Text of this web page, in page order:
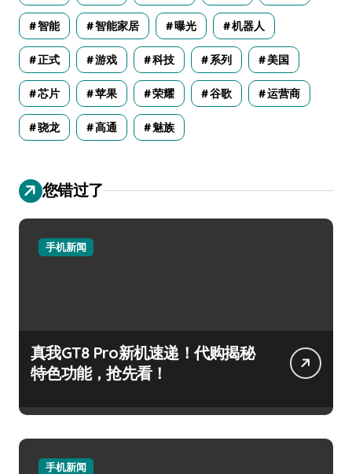
智能 智能家居 曝光 机器人
正式 游戏 科技 系列 美国
芯片 苹果 荣耀 谷歌 运营商
骁龙 高通 魅族
您错过了
手机新闻
真我GT8 Pro新机速递！代购揭秘
特色功能，抢先看！
手机新闻